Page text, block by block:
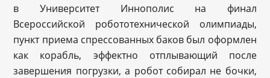
в Университет Иннополис на финал
Всероссийской робототехнической олимпиады,
пункт приема спрессованных баков был оформлен
как корабль, эффектно отплывающий после
завершения погрузки, а робот собирал не бочки,